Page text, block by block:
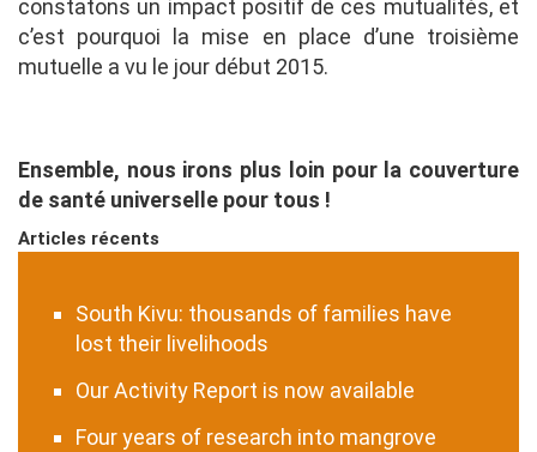
constatons un impact positif de ces mutualités, et
c’est pourquoi la mise en place d’une troisième
mutuelle a vu le jour début 2015.
Ensemble, nous irons plus loin pour la couverture
de santé universelle pour tous !
Articles récents
South Kivu: thousands of families have
lost their livelihoods
Our Activity Report is now available
Four years of research into mangrove